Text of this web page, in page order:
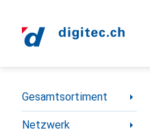
Navigation nach Kategorien
Gesamtsortiment
Netzwerk